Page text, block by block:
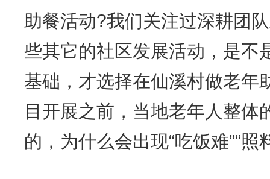
助餐活动?我们关注过深耕团
些其它的社区发展活动，是不
基础，才选择在仙溪村做老年
目开展之前，当地老年人整体
的，为什么会出现“吃饭难”“照